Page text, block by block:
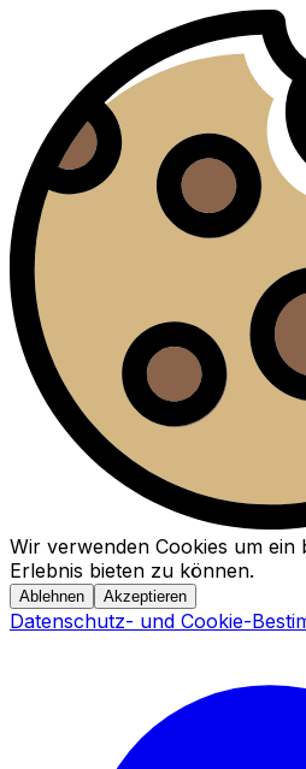
Wir verwenden Cookies um ein
Erlebnis bieten zu können.
Ablehnen Akzeptieren
Datenschutz- und Cookie-